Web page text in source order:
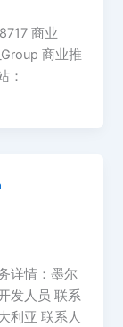
商业
商业推
：
详情：墨尔
发人员 联系
利亚 联系人